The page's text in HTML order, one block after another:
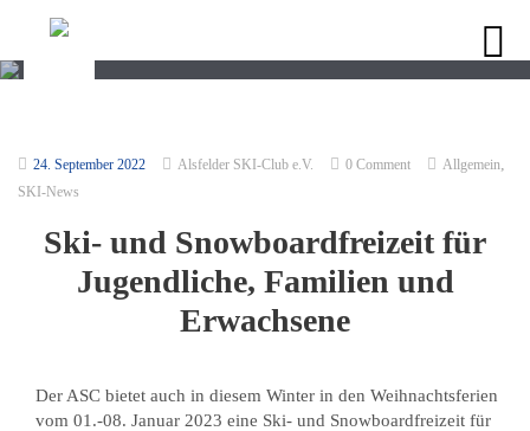
24. September 2022 Alsfelder SKI-Club e.V. 0 Comment Allgemein,
SKI-News
Ski- und Snowboardfreizeit für
Jugendliche, Familien und
Erwachsene
Der ASC bietet auch in diesem Winter in den Weihnachtsferien
vom 01.-08. Januar 2023 eine Ski- und Snowboardfreizeit für